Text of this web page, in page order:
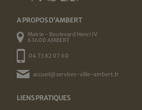
A PROPOS D'AMBERT
Mairie - Boulevard Henri IV
63600 AMBERT
04 73 82 07 60
accueil@services-ville-ambert.fr
LIENS PRATIQUES